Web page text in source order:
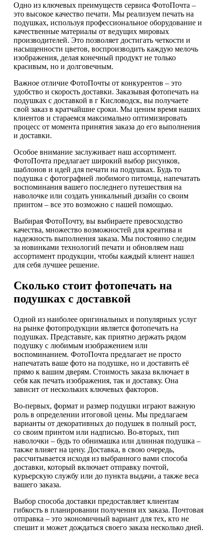
Одно из ключевых преимуществ сервиса ФотоПочта –
это высокое качество печати. Мы реализуем печать на
подушках, используя профессиональное оборудование и
качественные материалы от ведущих мировых
производителей. Это позволяет достигать четкости и
насыщенности цветов, воспроизводить каждую мелочь
изображения, делая конечный продукт не только
красивым, но и долговечным.
Важное отличие ФотоПочты от конкурентов – это
удобство и скорость доставки. Заказывая фотопечать на
подушках с доставкой в г Кисловодск, вы получаете
свой заказ в кратчайшие сроки. Мы ценим время наших
клиентов и стараемся максимально оптимизировать
процесс от момента принятия заказа до его выполнения
и доставки.
Особое внимание заслуживает наш ассортимент.
ФотоПочта предлагает широкий выбор рисунков,
шаблонов и идей для печати на подушках. Будь то
подушка с фотографией любимого питомца, напечатать
воспоминания вашего последнего путешествия на
наволочке или создать уникальный дизайн со своим
принтом – все это возможно с нашей помощью.
Выбирая ФотоПочту, вы выбираете превосходство
качества, множество возможностей для креатива и
надежность выполнения заказа. Мы постоянно следим
за новинками технологий печати и обновляем наш
ассортимент продукции, чтобы каждый клиент нашел
для себя лучшее решение.
Сколько стоит фотопечать на
подушках с доставкой
Одной из наиболее оригинальных и популярных услуг
на рынке фотопродукции является фотопечать на
подушках. Представьте, как приятно держать рядом
подушку с любимым изображением или
воспоминанием. ФотоПочта предлагает не просто
напечатать ваше фото на подушке, но и доставить её
прямо к вашим дверям. Стоимость заказа включает в
себя как печать изображения, так и доставку. Она
зависит от нескольких ключевых факторов.
Во-первых, формат и размер подушки играют важную
роль в определении итоговой цены. Мы предлагаем
варианты от декоративных до подушек в полный рост,
со своим принтом или надписью. Во-вторых, тип
наволочки – будь то обнимашка или длинная подушка –
также влияет на цену. Доставка, в свою очередь,
рассчитывается исходя из выбранного вами способа
доставки, который включает отправку почтой,
курьерскую службу или до пункта выдачи, а также веса
вашего заказа.
Выбор способа доставки предоставляет клиентам
гибкость в планировании получения их заказа. Почтовая
отправка – это экономичный вариант для тех, кто не
спешит и может дождаться своего заказа несколько дней.